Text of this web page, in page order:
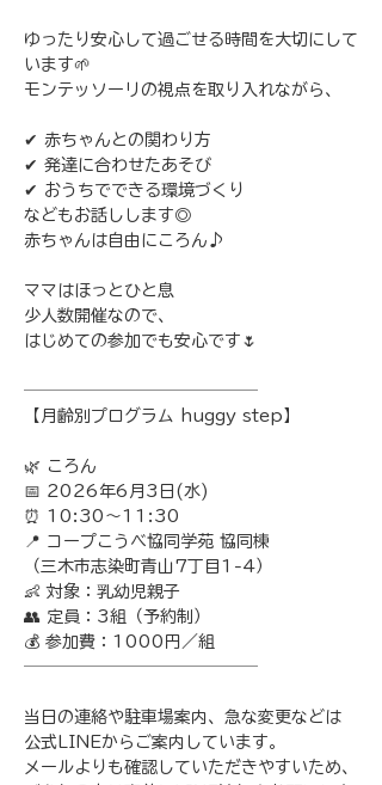
ゆったり安心して過ごせる時間を大切にして
います🌱
モンテッソーリの視点を取り入れながら、
✔︎ 赤ちゃんとの関わり方
✔︎ 発達に合わせたあそび
✔︎ おうちでできる環境づくり
などもお話しします◎
赤ちゃんは自由にころん♪
ママはほっとひと息
少人数開催なので、
はじめての参加でも安心です🌷
──────────────
【月齢別プログラム huggy step】
🌿 ころん
📅 2026年6月3日(水)
⏰ 10:30〜11:30
📍 コープこうべ協同学苑 協同棟
（三木市志染町青山7丁目1-4）
👶 対象：乳幼児親子
👥 定員：3組（予約制）
💰 参加費：1000円／組
──────────────
当日の連絡や駐車場案内、急な変更などは
公式LINEからご案内しています。
メールよりも確認していただきやすいため、